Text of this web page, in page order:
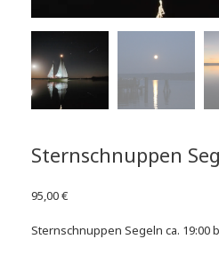
Sternschnuppen
95,00€
Sternschnuppen Segeln ca. 19:00